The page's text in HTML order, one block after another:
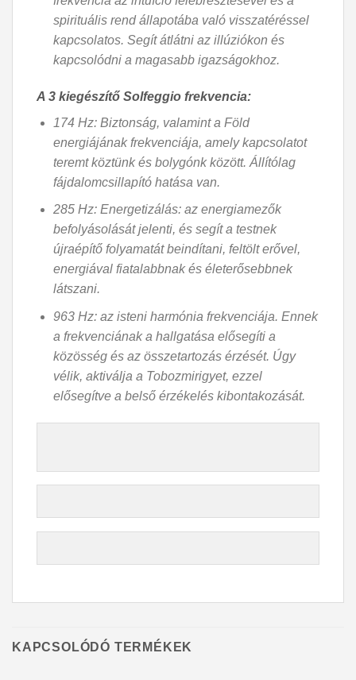
spirituális rend állapotába való visszatéréssel
kapcsolatos. Segít átlátni az illúziókon és
kapcsolódni a magasabb igazságokhoz.
A 3 kiegészítő Solfeggio frekvencia:
174 Hz: Biztonság, valamint a Föld
energiájának frekvenciája, amely kapcsolatot
teremt köztünk és bolygónk között. Állítólag
fájdalomcsillapító hatása van.
285 Hz: Energetizálás: az energiamezők
befolyásolását jelenti, és segít a testnek
újraépítő folyamatát beindítani, feltölt erővel,
energiával fiatalabbnak és életerősebbnek
látszani.
963 Hz: az isteni harmónia frekvenciája. Ennek
a frekvenciának a hallgatása elősegíti a
közösség és az összetartozás érzését. Úgy
vélik, aktiválja a Tobozmirigyet, ezzel
elősegítve a belső érzékelés kibontakozását.
KAPCSOLÓDÓ TERMÉKEK